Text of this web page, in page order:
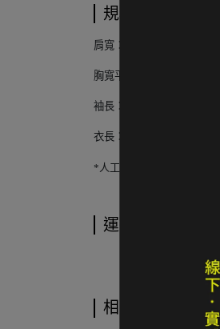
規格說明
肩寬：50cm
胸寬平量：53cm
袖長：55cm (腋下-袖口)
衣長：76cm (背後)
*人工測量含
運送方式
相關商品